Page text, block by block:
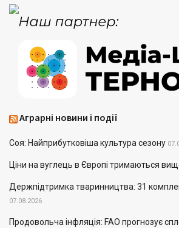
Аграрні новини і події
Соя: Найприбутковіша культура сезону
Ціни на вуглець в Європі тримаються
Держпідтримка тваринництва: 31
07.08.2026
Продовольча інфляція: FAO прогнозує